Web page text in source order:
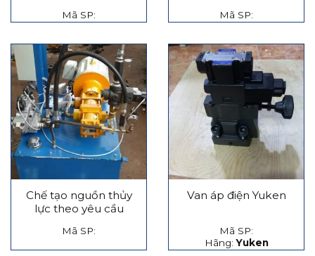
Mã SP: Mã SP:
Chế tạo nguồn thủy
lực theo yêu cầu
Mã SP:
Van áp điện Yuken
Mã SP:
Hãng:Yuken